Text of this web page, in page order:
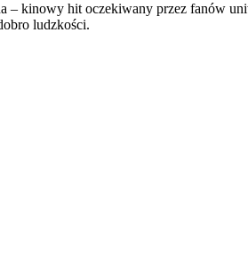
kinowy hit oczekiwany przez fanów
ludzkości.